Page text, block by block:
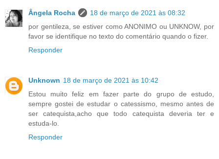
Ângela Rocha
18 de março de 2021 às 08:32
por gentileza, se estiver como ANONIMO ou UNKNOW, por
favor se identifique no texto do comentário quando o fizer.
Responder
Unknown 18 de março de 2021 às 10:42
Estou muito feliz em fazer parte do grupo de estudo,
sempre gostei de estudar o catessismo, mesmo antes de
ser catequista,acho que todo catequista deveria ter e
estuda-lo.
Responder